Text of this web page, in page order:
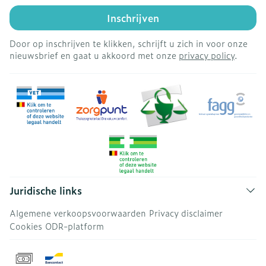
Inschrijven
Door op inschrijven te klikken, schrijft u zich in voor onze
nieuwsbrief en gaat u akkoord met onze privacy policy.
Juridische links
Algemene verkoopsvoorwaarden Privacy disclaimer
Cookies ODR-platform